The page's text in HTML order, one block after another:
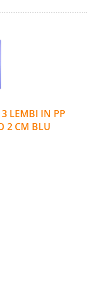
LEMBI IN PP
2 CM BLU